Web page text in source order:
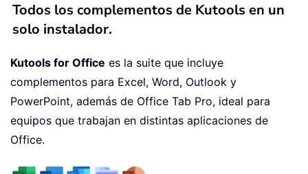
Todos los complementos de Kutools en un
solo instalador.
Kutools for Office es la suite que incluye
complementos para Excel, Word, Outlook y
PowerPoint, además de Office Tab Pro, ideal para
equipos que trabajan en distintas aplicaciones de
Office.